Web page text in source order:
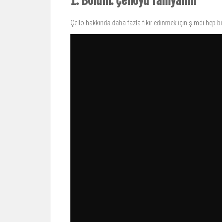
Çello hakkında daha fazla fikir edinmek için şimdi hep